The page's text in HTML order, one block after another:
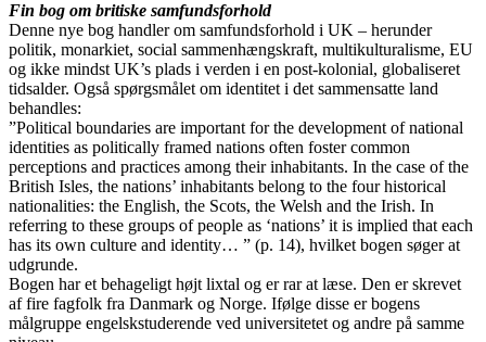
Fin bog om britiske samfundsforhold
Denne nye bog handler om samfundsforhold i UK – herunder
politik, monarkiet, social sammenhængskraft, multikulturalisme, EU
og ikke mindst UK’s plads i verden i en post-kolonial, globaliseret
tidsalder. Også spørgsmålet om identitet i det sammensatte land
behandles:
”Political boundaries are important for the development of national
identities as politically framed nations often foster common
perceptions and practices among their inhabitants. In the case of the
British Isles, the nations’ inhabitants belong to the four historical
nationalities: the English, the Scots, the Welsh and the Irish. In
referring to these groups of people as ‘nations’ it is implied that each
has its own culture and identity… ” (p. 14), hvilket bogen søger at
udgrunde.
Bogen har et behageligt højt lixtal og er rar at læse. Den er skrevet
af fire fagfolk fra Danmark og Norge. Ifølge disse er bogens
målgruppe engelskstuderende ved universitetet og andre på samme